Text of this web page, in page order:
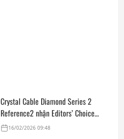
Crystal Cable Diamond Series 2
Reference2 nhận Editors’ Choice
Award: Dedicated Audio 2026 từ The
16/02/2026 09:48